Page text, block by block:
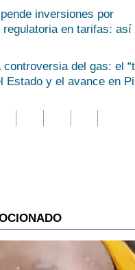
inversiones por
regulatoria en tarifas: así
controversia del gas: el
Estado y el avance en